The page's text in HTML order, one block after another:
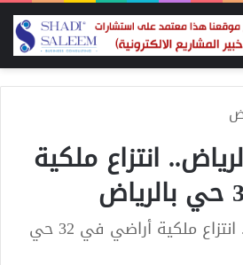
انتزاع ملكية
لصالح قطار الرياض.. انتزاع ملكية أراضي في 32 حي